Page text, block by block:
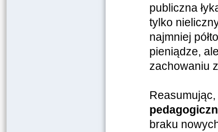
publiczna
tylko
najmniej
pieniądze,
zachowaniu
braku